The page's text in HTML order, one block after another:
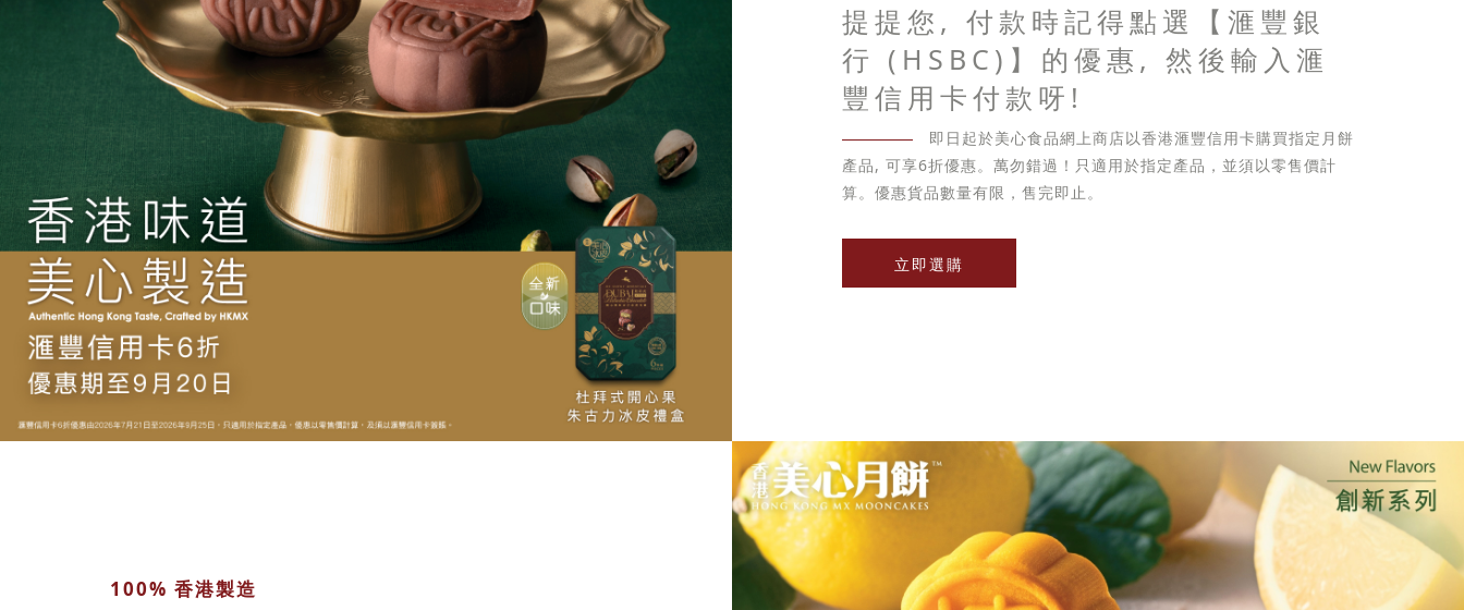
提提您, 付款時記得點選【滙豐銀
行 (HSBC)】的優惠, 然後輸入滙
豐信用卡付款呀!
即日起於美心食品網上商店以香港滙豐信用卡購買指定月餅
產品, 可享6折優惠。萬勿錯過！只適用於指定產品，並須以零售價計
算。優惠貨品數量有限，售完即止。
立即選購
100% 香港製造